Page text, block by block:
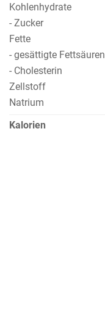
Kohlenhydrate
- Zucker
Fette
- gesättigte Fettsäuren
- Cholesterin
Zellstoff
Natrium
Kalorien